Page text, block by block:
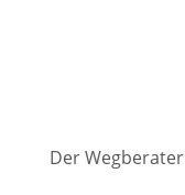
Der Wegberater